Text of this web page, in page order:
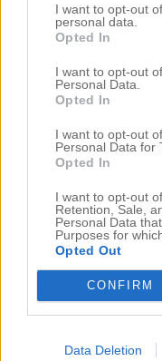
I want to opt-out
personal data.
Opted In
I want to opt-out
Personal Data.
Opted In
I want to opt-out
Personal Data for
Opted In
I want to opt-out
Retention, Sale,
Personal Data
Purposes for
Opted Out
CONFIRM
Data Deletion
mer än att ”ta del
tillsammans-tid
KAN läsa brukar
läsupplevelsen.
Jag uppskattar för
inte alltid är så
kan öppna upp för
Synd dock att
media, men desto
som detta! Heja!